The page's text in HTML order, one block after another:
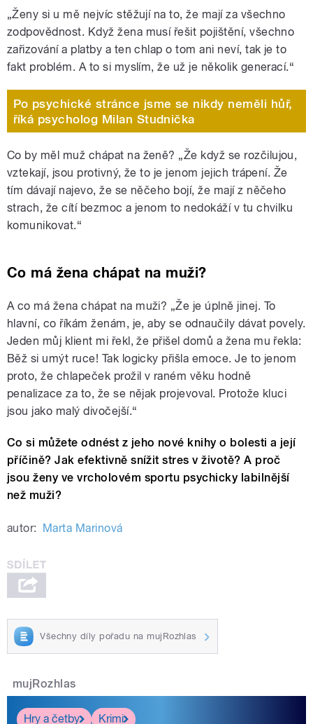
„Ženy si u mě nejvíc stěžují na to, že mají za všechno
zodpovědnost. Když žena musí řešit pojištění, všechno
zařizování a platby a ten chlap o tom ani neví, tak je to
fakt problém. A to si myslím, že už je několik generací.“
Po psychické stránce jsme se nikdy neměli hůř,
říká psycholog Milan Studnička
Co by měl muž chápat na ženě? „Že když se rozčilujou,
vztekají, jsou protivný, že to je jenom jejich trápení. Že
tím dávají najevo, že se něčeho bojí, že mají z něčeho
strach, že cítí bezmoc a jenom to nedokáží v tu chvilku
komunikovat.“
Co má žena chápat na muži?
A co má žena chápat na muži? „Že je úplně jinej. To
hlavní, co říkám ženám, je, aby se odnaučily dávat povely.
Jeden můj klient mi řekl, že přišel domů a žena mu řekla:
Běž si umýt ruce! Tak logicky přišla emoce. Je to jenom
proto, že chlapeček prožil v raném věku hodně
penalizace za to, že se nějak projevoval. Protože kluci
jsou jako malý divočejší.“
Co si můžete odnést z jeho nové knihy o bolesti a její
příčině? Jak efektivně snížit stres v životě? A proč
jsou ženy ve vrcholovém sportu psychicky labilnější
než muži?
autor: Marta Marinová
Všechny díly pořadu na mujRozhlas
mujRozhlas
Hry a četby Krimi